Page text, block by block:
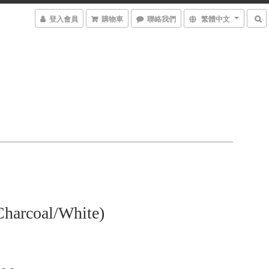
登入會員 購物車 聯絡我們 繁體中文
White)